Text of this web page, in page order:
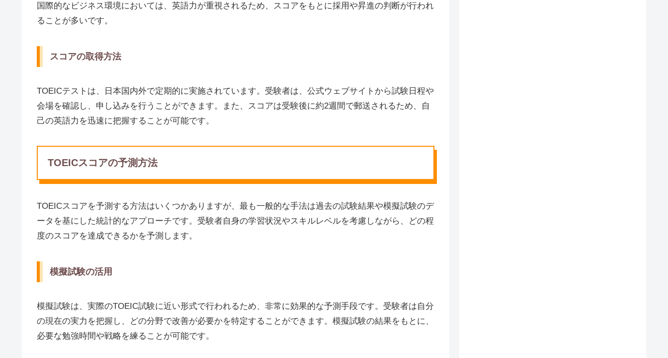
国際的なビジネス環境においては、英語力が重視されるため、スコアをもとに採用や昇進の判断が行われ
ることが多いです。
スコアの取得方法
TOEICテストは、日本国内外で定期的に実施されています。受験者は、公式ウェブサイトから試験日程や
会場を確認し、申し込みを行うことができます。また、スコアは受験後に約2週間で郵送されるため、自
己の英語力を迅速に把握することが可能です。
TOEICスコアの予測方法
TOEICスコアを予測する方法はいくつかありますが、最も一般的な手法は過去の試験結果や模擬試験のデ
ータを基にした統計的なアプローチです。受験者自身の学習状況やスキルレベルを考慮しながら、どの程
度のスコアを達成できるかを予測します。
模擬試験の活用
模擬試験は、実際のTOEIC試験に近い形式で行われるため、非常に効果的な予測手段です。受験者は自分
の現在の実力を把握し、どの分野で改善が必要かを特定することができます。模擬試験の結果をもとに、
必要な勉強時間や戦略を練ることが可能です。